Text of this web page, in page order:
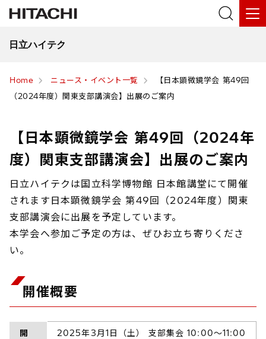
日立ハイテク
Home ニュース・イベント一覧
【日本顕微鏡学会 第49回
（2024年度）関東支部講演会】出展のご案内
【日本顕微鏡学会 第49回（2024年
度）関東支部講演会】出展のご案内
日立ハイテクは国立科学博物館 日本館講堂にて開催
されます日本顕微鏡学会 第49回（2024年度）関東
支部講演会に出展を予定しています。
本学会へ参加ご予定の方は、ぜひお立ち寄りくださ
い。
開催概要
開
2025年3月1日（土） 支部集会 10:00～11:00